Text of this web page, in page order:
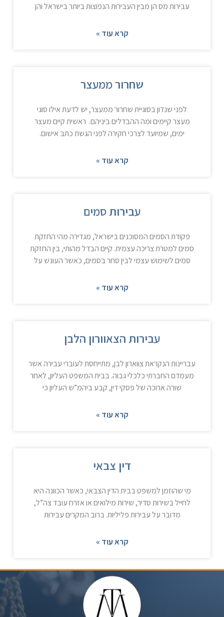
עבירות מס הן מבין העבירות הנפוצות ביותר בישראל והן
קרא עוד »
שחרור ממעצר
לפני שנדון בסוגיית שחרור ממעצר, יש לדעת אילו סוגי
מעצר קיימים ומה ההבדלים ביניהם. ראשית קיים מעצר
ימים, שמיועד לצרכי חקירה לפני הגשת כתב אישום.
קרא עוד »
עבירות סמים
פקודת הסמים המסוכנים בישראל, מגדירה מהי החזקת
סמים למטרת צריכה עצמית. קיים הבדל מהותי, בין החזקת
סמים לשימוש עצמי לבין סחר בסמים, כאשר העונש על
קרא עוד »
עבירות הצאוורון הלבן
עבריינות הנקראת צווארון לבן, מתייחסת לעוברי עבירה אשר
מעמדם החברתי כלכלי גבוה. בבית המשפט העליון, לאחר
שורה ארוכה של פסקי דין, קבע ביהמ”ש העליון כי
קרא עוד »
דין צבאי
מי שהוזמן למשפט בבית הדין הצבאי, כאשר הכוונה היא
לחייל בשירות סדיר, שירות מילואים או אזרח עובד צה”ל,
מדובר על עבירות פליליות. ברוב המקרים עבירות
קרא עוד »